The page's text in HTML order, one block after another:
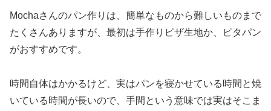
Mochaさんのパン作りは、簡単なものから難しいものまで
たくさんありますが、最初は手作りピザ生地か、ピタパン
がおすすめです。
時間自体はかかるけど、実はパンを寝かせている時間と焼
いている時間が長いので、手間という意味では実はそこま